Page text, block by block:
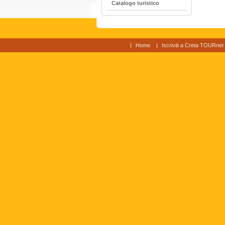
Catalogo turistico
Home Iscriviti a Creta TOURnet